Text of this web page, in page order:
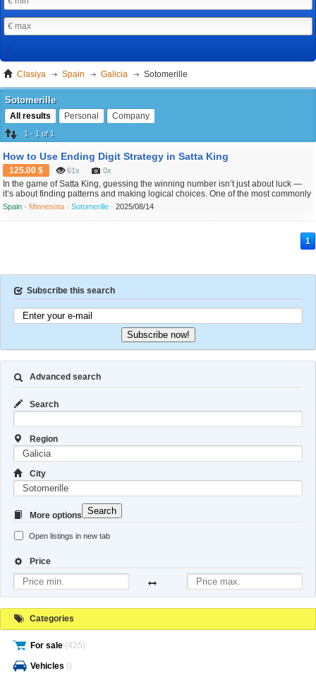
Clasiya Spain Galicia Sotomerille
Sotomerille
All results Personal Company
1 - 1 of 1
How to Use Ending Digit Strategy in Satta King
125.00 $ 61x 0x
In the game of Satta King, guessing the winning number isn’t just about luck —
it’s about finding patterns and making logical choices. One of the most commonly
used strategies by smart players is the Ending Digit Strategy, also called "last
digit logic." While it may sound simple, this method can significantly improve your
odds when used correctly....
Spain · Minnesota ·Sotomerille ·2025/08/14
1
Subscribe this search
Subscribe now!
Advanced search
Search
Region
City
More options
Open listings in new tab
Price
Search
Categories
For sale (425)
Vehicles ()